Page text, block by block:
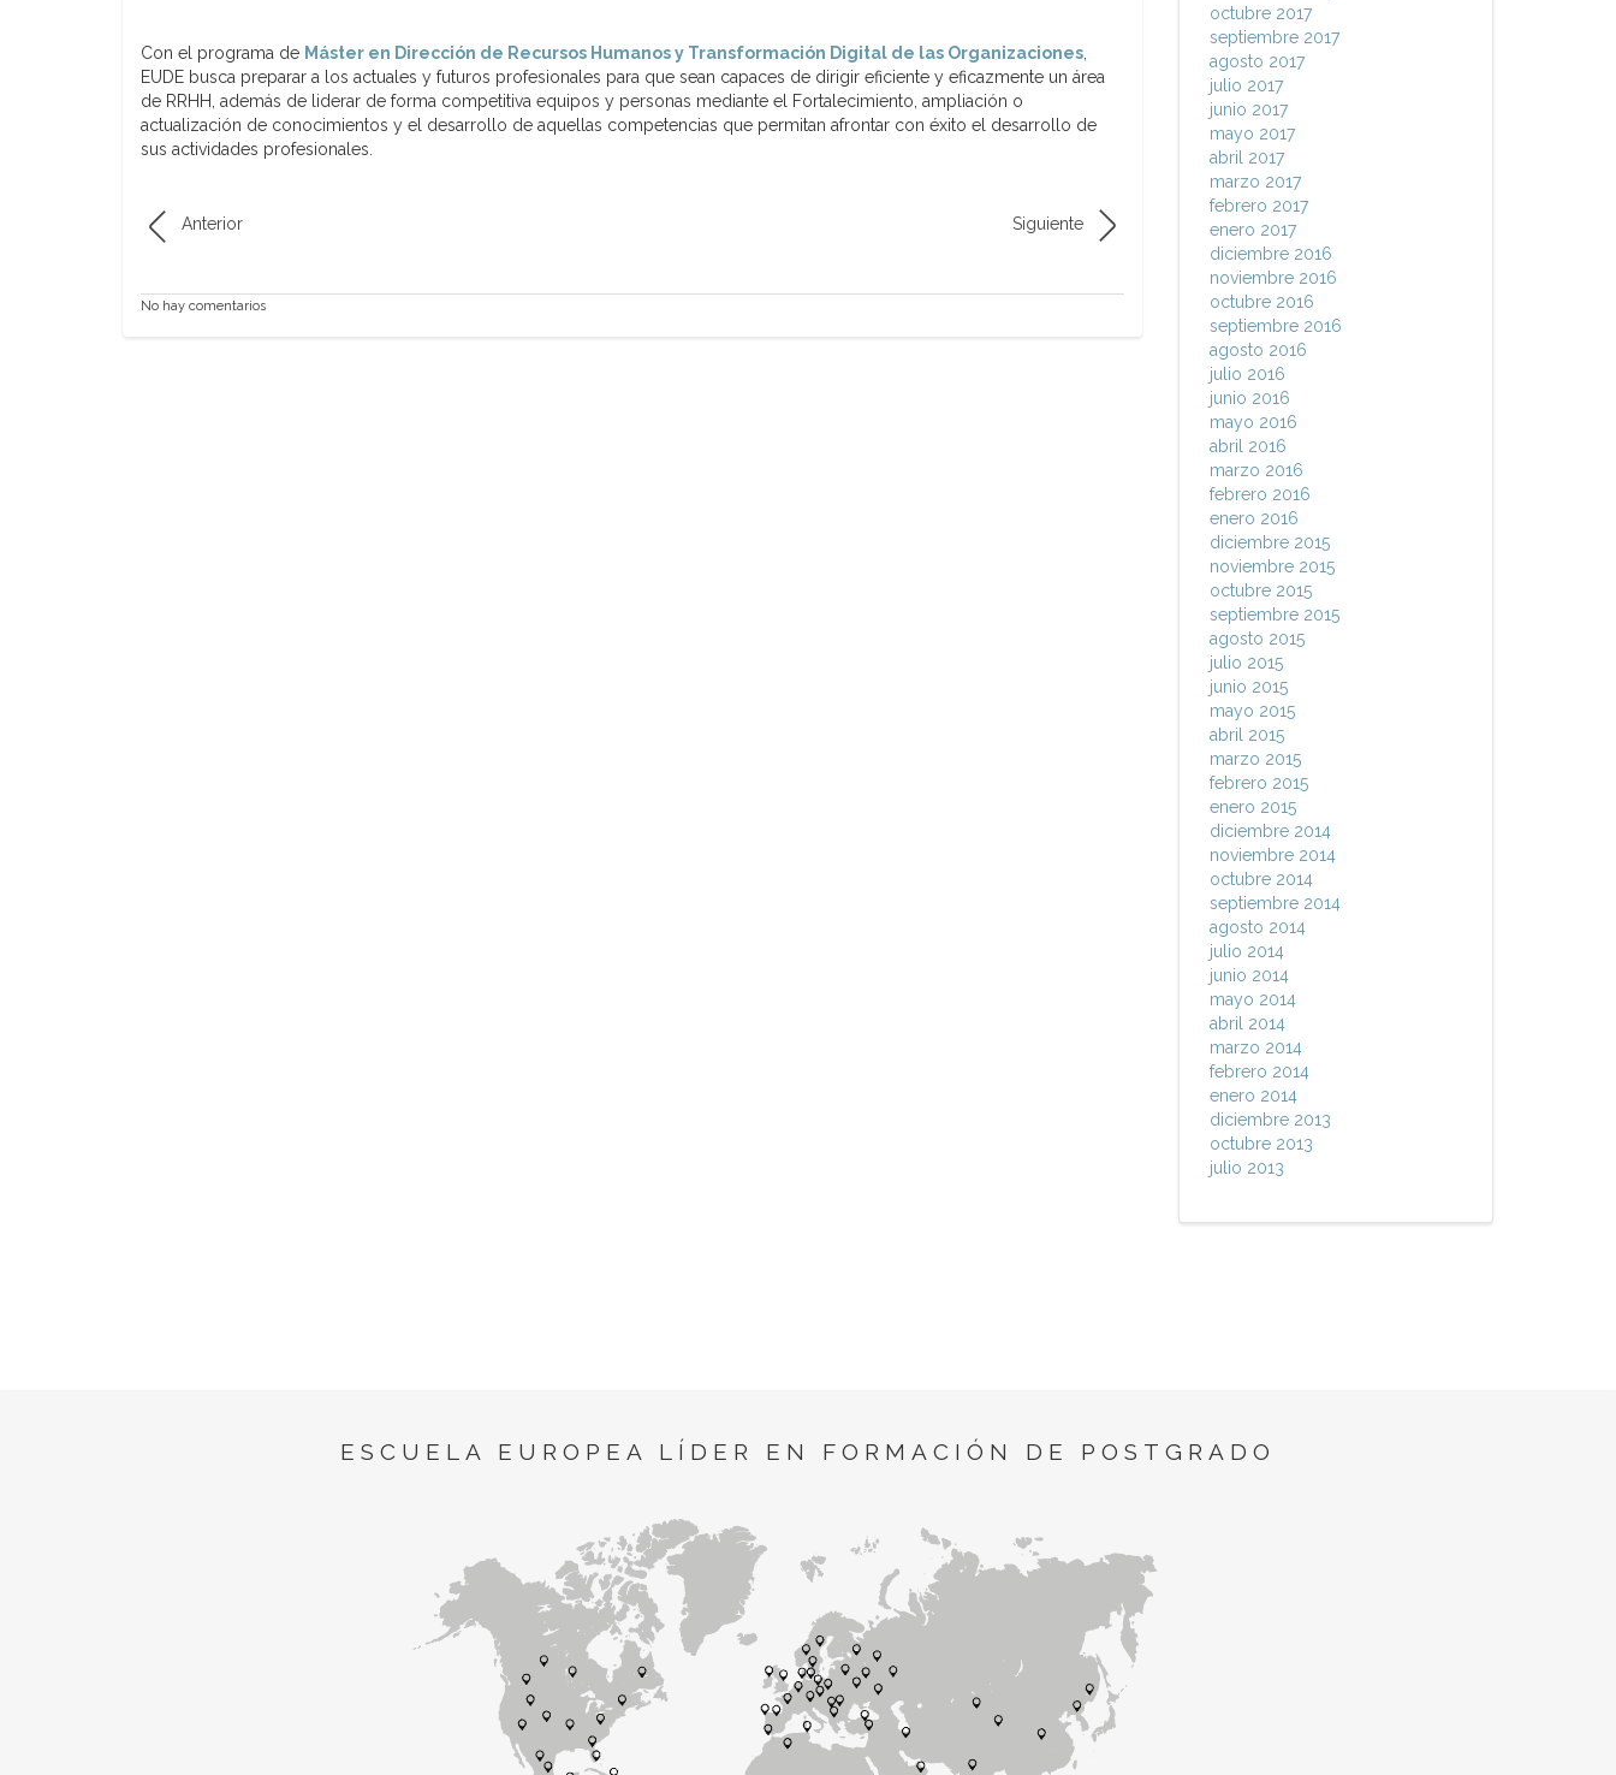
Con el programa de Máster en Dirección de Recursos Humanos y Transformación Digital de las Organizaciones
EUDE busca preparar a los actuales y futuros profesionales para que sean capaces de dirigir eficiente y eficazmente un área
de RRHH, además de liderar de forma competitiva equipos y personas mediante el Fortalecimiento, ampliación o
actualización de conocimientos y el desarrollo de aquellas competencias que permitan afrontar con éxito el desarrollo de
sus actividades profesionales.
Anterior Siguiente
No hay comentarios
octubre 2017
septiembre 2017
agosto 2017
julio 2017
junio 2017
mayo 2017
abril 2017
marzo 2017
febrero 2017
enero 2017
diciembre 2016
noviembre 2016
octubre 2016
septiembre 2016
agosto 2016
julio 2016
junio 2016
mayo 2016
abril 2016
marzo 2016
febrero 2016
enero 2016
diciembre 2015
noviembre 2015
octubre 2015
septiembre 2015
agosto 2015
julio 2015
junio 2015
mayo 2015
abril 2015
marzo 2015
febrero 2015
enero 2015
diciembre 2014
noviembre 2014
octubre 2014
septiembre 2014
agosto 2014
julio 2014
junio 2014
mayo 2014
abril 2014
marzo 2014
febrero 2014
enero 2014
diciembre 2013
octubre 2013
julio 2013
ESCUELA EUROPEA LÍDER EN FORMACIÓN DE POSTGRADO